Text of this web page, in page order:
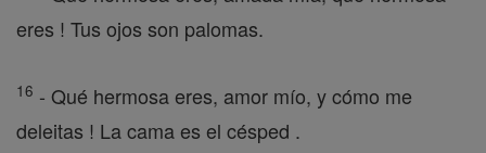
eres ! Tus ojos son palomas.
16 - Qué hermosa eres, amor mío, y cómo me
deleitas ! La cama es el césped .